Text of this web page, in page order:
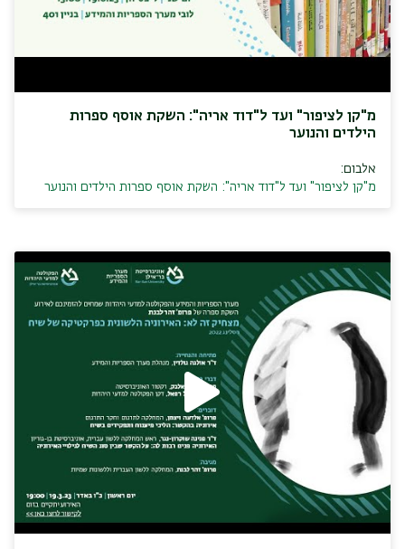
מ"קן לציפור" ועד ל"דוד אריה": השקת אוסף ספרות
הילדים והנוער
אלבום:
מ"קן לציפור" ועד ל"דוד אריה": השקת אוסף ספרות הילדים והנוער